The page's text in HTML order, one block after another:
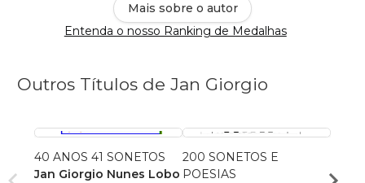
Mais sobre o autor
Entenda o nosso Ranking de Medalhas
Outros Títulos de Jan Giorgio
40 ANOS 41 SONETOS
Jan Giorgio Nunes Lobo
200 SONETOS E
POESIAS
FOR